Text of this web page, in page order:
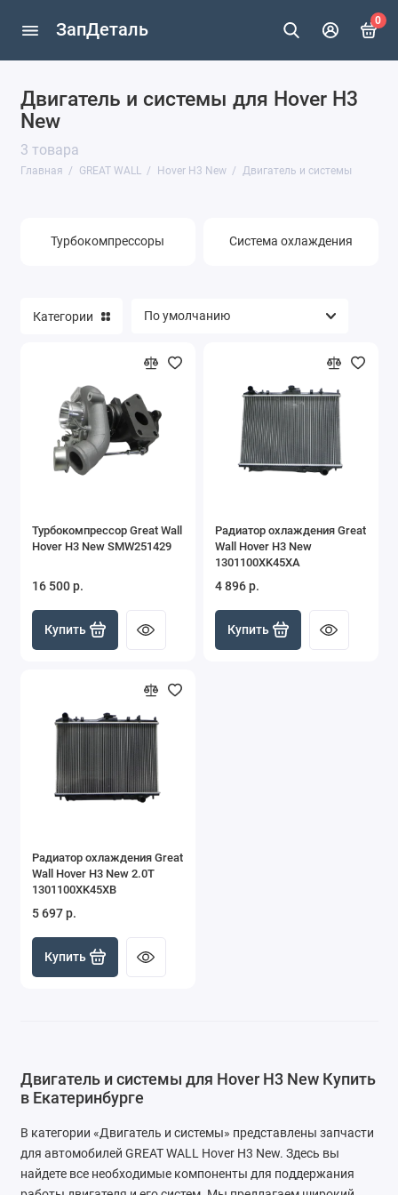
ЗапДеталь 0
Двигатель и системы для Hover H3
New
3 товара
Главная GREAT WALL Hover H3 New Двигатель и системы
Hover
Hover H3 New
Турбокомпрессоры Система охлаждения
Категории
Турбокомпрессор Great Wall
Hover H3 New SMW251429
16 500 р.
Купить
Радиатор охлаждения Great
Wall Hover H3 New
1301100XK45XA
4 896 р.
Купить
Радиатор охлаждения Great
Wall Hover H3 New 2.0T
1301100XK45XB
5 697 р.
Купить
Двигатель и системы для Hover H3 New Купить
в Екатеринбурге
В категории «Двигатель и системы» представлены запчасти
для автомобилей GREAT WALL Hover H3 New. Здесь вы
найдете все необходимые компоненты для поддержания